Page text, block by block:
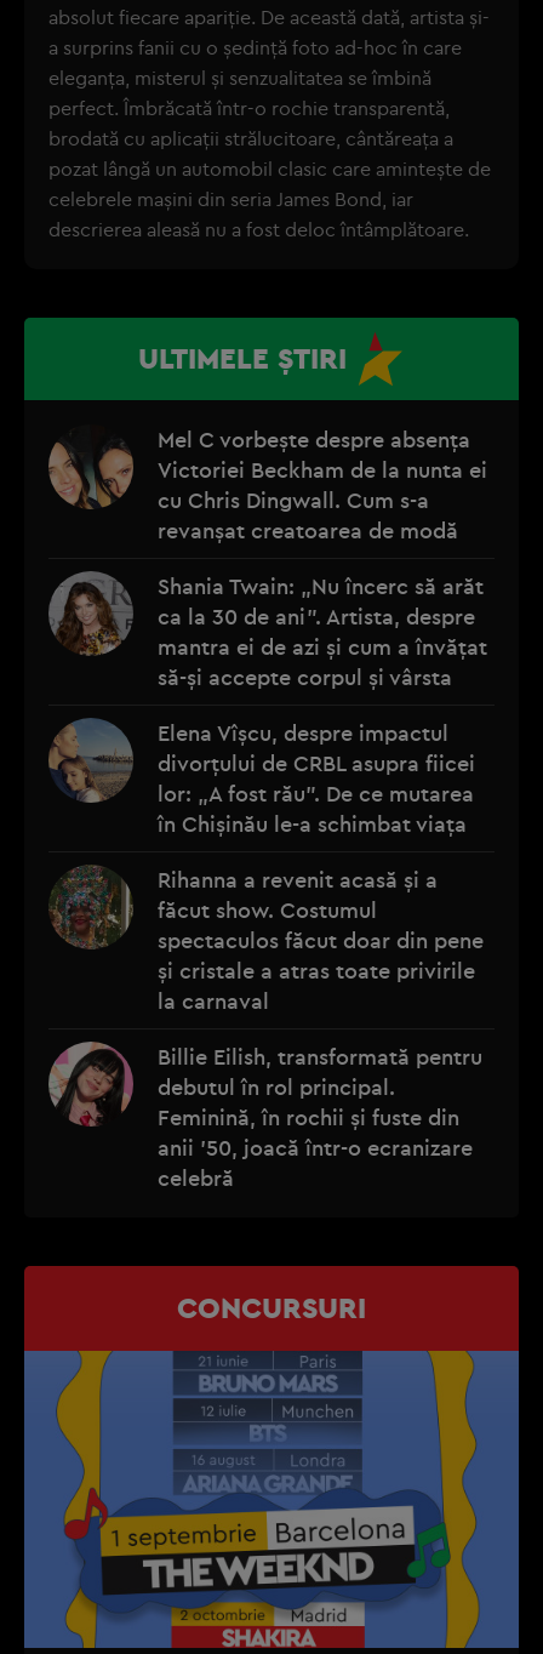
absolut fiecare apariție. De această dată, artista și-
a surprins fanii cu o ședință foto ad-hoc în care
eleganța, misterul și senzualitatea se îmbină
perfect. Îmbrăcată într-o rochie transparentă,
brodată cu aplicații strălucitoare, cântăreața a
pozat lângă un automobil clasic care amintește de
celebrele mașini din seria James Bond, iar
descrierea aleasă nu a fost deloc întâmplătoare.
ULTIMELE ȘTIRI
Mel C vorbește despre absența
Victoriei Beckham de la nunta ei
cu Chris Dingwall. Cum s-a
revanșat creatoarea de modă
Shania Twain: „Nu încerc să arăt
ca la 30 de ani”. Artista, despre
mantra ei de azi și cum a învățat
să-și accepte corpul și vârsta
Elena Vîșcu, despre impactul
divorțului de CRBL asupra fiicei
lor: „A fost rău”. De ce mutarea
în Chișinău le-a schimbat viața
Rihanna a revenit acasă și a
făcut show. Costumul
spectaculos făcut doar din pene
și cristale a atras toate privirile
la carnaval
Billie Eilish, transformată pentru
debutul în rol principal.
Feminină, în rochii și fuste din
anii '50, joacă într-o ecranizare
celebră
CONCURSURI